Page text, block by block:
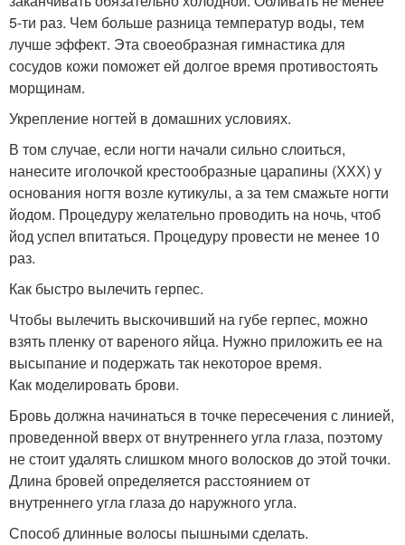
5-ти раз. Чем больше разница температур воды, тем
лучше эффект. Эта своеобразная гимнастика для
сосудов кожи поможет ей долгое время противостоять
морщинам.
Укрепление ногтей в домашних условиях.
В том случае, если ногти начали сильно слоиться,
нанесите иголочкой крестообразные царапины (ХХХ) у
основания ногтя возле кутикулы, а за тем смажьте ногти
йодом. Процедуру желательно проводить на ночь, чтоб
йод успел впитаться. Процедуру провести не менее 10
раз.
Как быстро вылечить герпес.
Чтобы вылечить выскочивший на губе герпес, можно
взять пленку от вареного яйца. Нужно приложить ее на
высыпание и подержать так некоторое время.
Как моделировать брови.
Бровь должна начинаться в точке пересечения с линией,
проведенной вверх от внутреннего угла глаза, поэтому
не стоит удалять слишком много волосков до этой точки.
Длина бровей определяется расстоянием от
внутреннего угла глаза до наружного угла.
Способ длинные волосы пышными сделать.